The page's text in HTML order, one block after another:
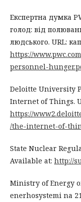
Експертна думка
голод: від
людського. URL:
https://
personnel-
Deloitte University
Internet of Things.
https://
/the-internet-of-
State Nuclear
Available at: http://
Ministry of Energy
enerhosystemi na